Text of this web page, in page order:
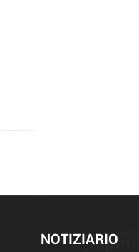
NOTIZIARIO